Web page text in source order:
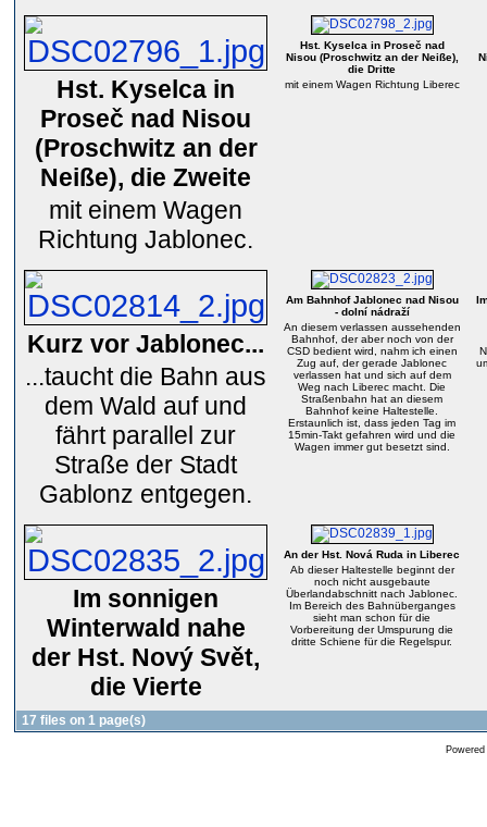
Hst. Kyselca in
Proseč nad Nisou
(Proschwitz an der
Neiße), die Zweite
mit einem Wagen
Richtung Jablonec.
Hst. Kyselca in Proseč nad
Nisou (Proschwitz an der Neiße),
die Dritte
mit einem Wagen Richtung Liberec
Kurz vor Jablonec...
...taucht die Bahn aus
dem Wald auf und
fährt parallel zur
Straße der Stadt
Gablonz entgegen.
Am Bahnhof Jablonec nad Nisou
- dolní nádraží
An diesem verlassen aussehenden
Bahnhof, der aber noch von der
CSD bedient wird, nahm ich einen
Zug auf, der gerade Jablonec
verlassen hat und sich auf dem
Weg nach Liberec macht. Die
Straßenbahn hat an diesem
Bahnhof keine Haltestelle.
Erstaunlich ist, dass jeden Tag im
15min-Takt gefahren wird und die
Wagen immer gut besetzt sind.
Im sonnigen
Winterwald nahe
der Hst. Nový Svět,
die Vierte
An der Hst. Nová Ruda in Liberec
Ab dieser Haltestelle beginnt der
noch nicht ausgebaute
Überlandabschnitt nach Jablonec.
Im Bereich des Bahnüberganges
sieht man schon für die
Vorbereitung der Umspurung die
dritte Schiene für die Regelspur.
17 files on 1 page(s)